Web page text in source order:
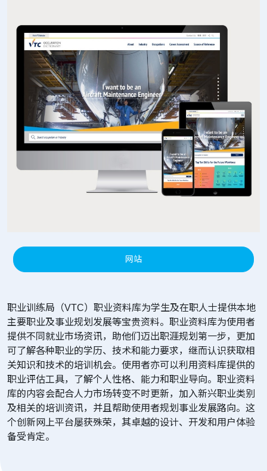
网站
职业训练局（VTC）职业资料库为学生及在职人士提供本地
主要职业及事业规划发展等宝贵资料。职业资料库为使用者
提供不同就业市场资讯，助他们迈出职涯规划第一步，更加
可了解各种职业的学历、技术和能力要求，继而认识获取相
关知识和技术的培训机会。使用者亦可以利用资料库提供的
职业评估工具，了解个人性格、能力和职业导向。职业资料
库的内容会配合人力市场转变不时更新，加入新兴职业类别
及相关的培训资讯，并且帮助使用者规划事业发展路向。这
个创新网上平台屡获殊荣，其卓越的设计、开发和用户体验
备受肯定。